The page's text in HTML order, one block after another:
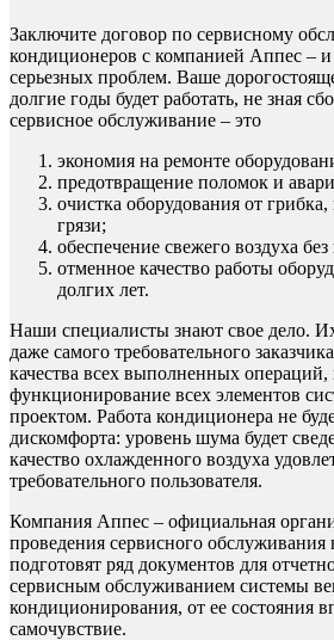
Заключите договор по сервисному
кондиционеров с компанией Аппес – и
серьезных проблем. Ваше
долгие годы будет работать, не зная
сервисное обслуживание – это
экономия на ремонте
предотвращение поломок и
очистка оборудования от
грязи;
обеспечение свежего воздуха
отменное качество работы
долгих лет.
Наши специалисты знают свое дело.
даже самого требовательного
качества всех выполненных
функционирование всех элементов
проектом. Работа кондиционера не
дискомфорта: уровень шума будет
качество охлажденного воздуха
требовательного пользователя.
Компания Аппес – официальная
проведения сервисного
подготовят ряд документов для
сервисным обслуживанием системы
кондиционирования, от ее состояния
самочувствие.